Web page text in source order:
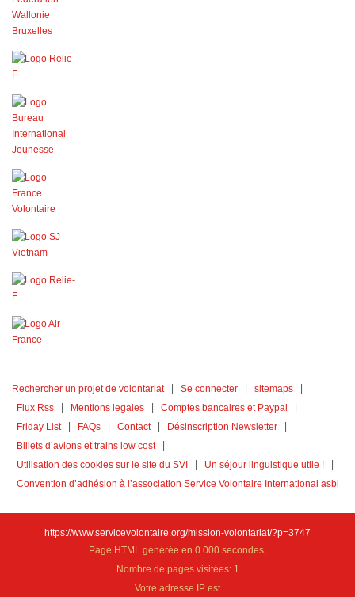
Rechercher un projet de volontariat Se connecter
sitemaps
Flux Rss
Mentions legales
Comptes bancaires et Paypal
Friday List
FAQs Contact
Désinscription Newsletter
Billets d’avions et trains low cost
Utilisation des cookies sur le site du SVI
Un séjour linguistique utile !
Convention d’adhésion à l’association Service Volontaire International asbl
https://www.servicevolontaire.org/mission-volontariat/?p=3747
Page HTML générée en 0.000 secondes,
Nombre de pages visitées: 1
Votre adresse IP est